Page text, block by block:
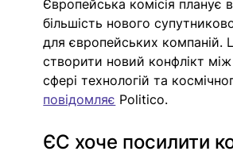
Європейська комісія планує
більшість нового
для європейських компаній.
створити новий конфлікт
сфері технологій та
повідомляє Politico.
ЄС хоче посилити